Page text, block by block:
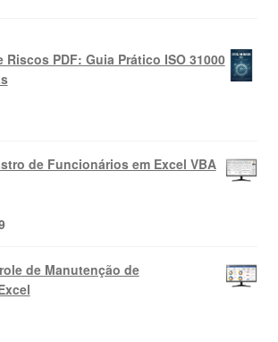
Riscos PDF: Guia Prático ISO 31000
atual
de Funcionários em Excel VBA
O
atual
é:
R$99,99.
de Manutenção de